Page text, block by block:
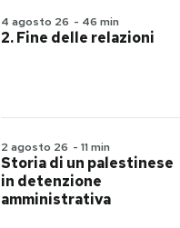
4 agosto 26 - 46 min
2. Fine delle relazioni
2 agosto 26 - 11 min
Storia di un palestinese
in detenzione
amministrativa